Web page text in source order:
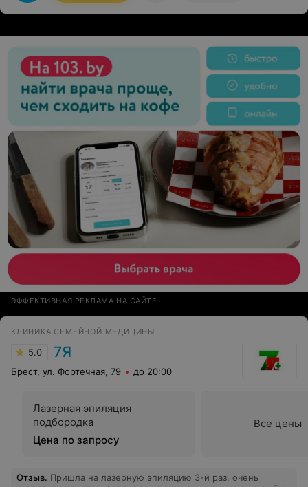
ЭФФЕКТИВНАЯ РЕКЛАМА НА САЙТЕ
КЛИНИКА СЕМЕЙНОЙ МЕДИЦИНЫ
5.0 7Я
Брест, ул. Фортечная, 79 до 20:00
Лазерная эпиляция
подбородка
Цена по запросу
Все цены
Отзыв. Пришла на лазерную эпиляцию 3-й раз, очень